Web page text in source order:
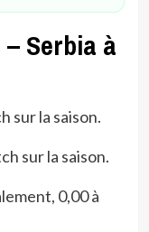
Serbia à
sur la saison.
sur la saison.
0,00 à